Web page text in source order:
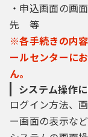
・申込画面の画
先 等
※各手続きの内
ールセンターに
ん。
システム操作
ログイン方法、
ー画面の表示など